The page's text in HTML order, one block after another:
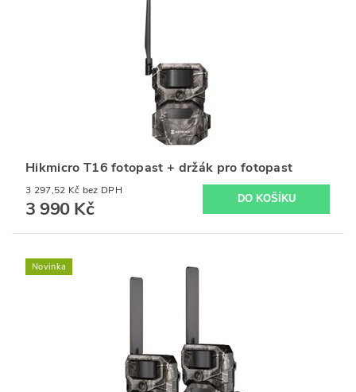
Hikmicro T16 fotopast + držák pro fotopast
3 297,52 Kč bez DPH
3 990 Kč
Novinka